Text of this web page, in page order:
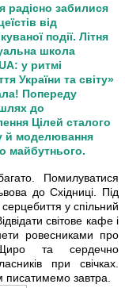
радісно забилися
від
події. Літня
школа
у ритмі
України та світу»
Попереду
до
Цілей сталого
й моделювання
майбутнього.
Помилуватися
до Східниці. Під
у спільний
світове кафе і
ровесниками про
Щиро та сердечно
при свічках.
писатимемо завтра.